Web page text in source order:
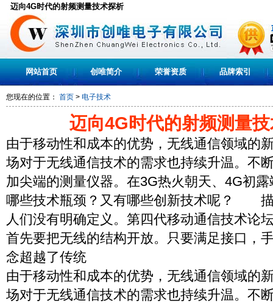
迈向4G时代的射频测量技术探析
网站首页 创唯简介 荣誉资质 品牌索引
您现在的位置： 首页 > 电子技术
迈向4G时代的射频测量
由于移动性和成本的优势，无线通信领域的
场对于无线通信技术的需求也持续升温。不
加尖端的测量仪器。在3G热火朝天、4G初
哪些技术瓶颈？又有哪些创新技术呢？
人们没有明确定义。第四代移动通信技术论
首先要把无线的结构开放。只要满足接口，
念超越了传统
由于移动性和成本的优势，无线通信领域的
场对于无线通信技术的需求也持续升温。不